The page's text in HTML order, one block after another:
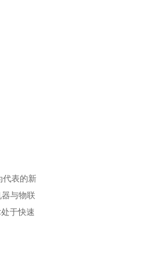
代表的新
与物联
于快速